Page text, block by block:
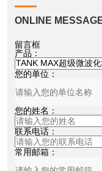
ONLINE
留言框
产品：
您的单位：
您的姓名：
联系电话：
常用邮箱：